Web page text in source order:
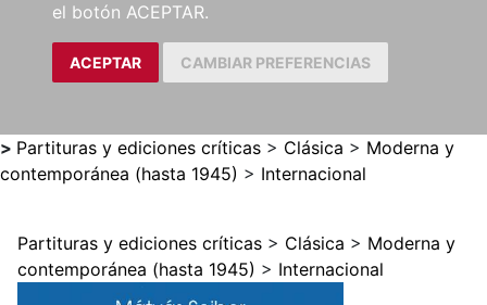
el botón ACEPTAR.
ACEPTAR CAMBIAR PREFERENCIAS
> Partituras y ediciones críticas > Clásica > Moderna y
contemporánea (hasta 1945) > Internacional
Partituras y ediciones críticas > Clásica > Moderna y
contemporánea (hasta 1945) > Internacional